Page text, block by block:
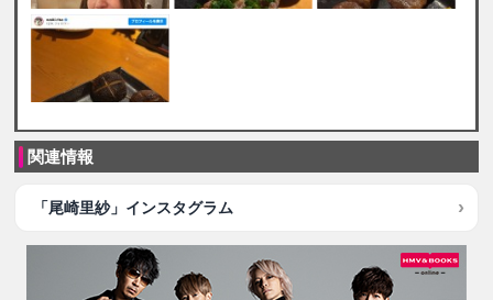
関連情報
「尾崎里紗」インスタグラム